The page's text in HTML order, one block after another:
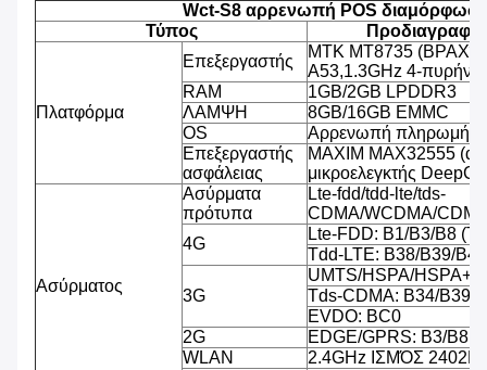
Wct-S8 αρρενωπή POS
Τύπος
Προδιαγραφή
Πλατφόρμα
Επεξεργαστής
MTK MT8735
A53,1.3GHz 4-
RAM
1GB/2GB LPDDR3
ΛΑΜΨΗ
8GB/16GB EMMC
OS
Αρρενωπή πληρωμή
Επεξεργαστής
ασφάλειας
MAXIM MAX32555
μικροελεγκτής
Ασύρματος
Ασύρματα
πρότυπα
Lte-fdd/tdd-lte/tds-
CDMA/WCDMA/
4G
Lte-FDD: B1/B3/B8
Tdd-LTE: B38/B39/
3G
UMTS/HSPA/HSPA+/
Tds-CDMA: B34/B39
EVDO: BC0
2G
EDGE/GPRS: B3/B8
WLAN
2.4GHz ΙΣΜΌΣ